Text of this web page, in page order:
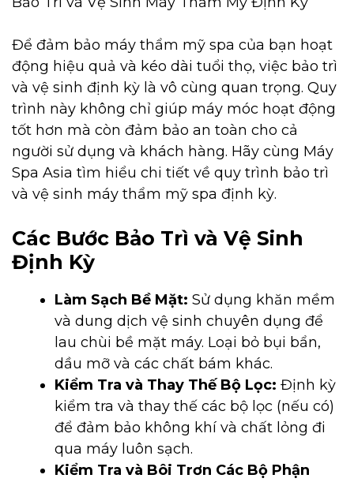
Để đảm bảo máy thẩm mỹ spa của bạn hoạt
động hiệu quả và kéo dài tuổi thọ, việc bảo trì
và vệ sinh định kỳ là vô cùng quan trọng. Quy
trình này không chỉ giúp máy móc hoạt động
tốt hơn mà còn đảm bảo an toàn cho cả
người sử dụng và khách hàng. Hãy cùng Máy
Spa Asia tìm hiểu chi tiết về quy trình bảo trì
và vệ sinh máy thẩm mỹ spa định kỳ.
Các Bước Bảo Trì và Vệ Sinh
Định Kỳ
Làm Sạch Bề Mặt: Sử dụng khăn mềm
và dung dịch vệ sinh chuyên dụng để
lau chùi bề mặt máy. Loại bỏ bụi bẩn,
dầu mỡ và các chất bám khác.
Kiểm Tra và Thay Thế Bộ Lọc: Định kỳ
kiểm tra và thay thế các bộ lọc (nếu có)
để đảm bảo không khí và chất lỏng đi
qua máy luôn sạch.
Kiểm Tra và Bôi Trơn Các Bộ Phận